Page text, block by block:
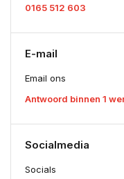
0165 512 603
E-mail
Email ons
Antwoord binnen 1
Socialmedia
Socials